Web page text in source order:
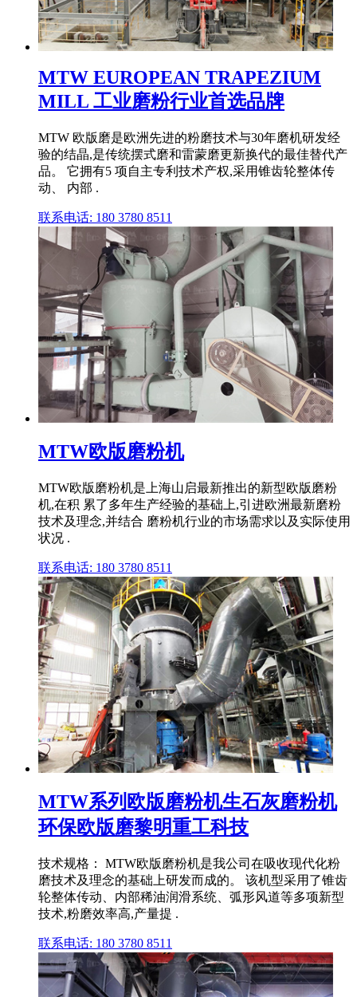
MTW EUROPEAN TRAPEZIUM
MILL 工业磨粉行业首选品牌
MTW 欧版磨是欧洲先进的粉磨技术与30年磨机研发经
验的结晶,是传统摆式磨和雷蒙磨更新换代的最佳替代产
品。 它拥有5 项自主专利技术产权,采用锥齿轮整体传
动、 内部 .
联系电话: 180 3780 8511
MTW欧版磨粉机
MTW欧版磨粉机是上海山启最新推出的新型欧版磨粉
机,在积 累了多年生产经验的基础上,引进欧洲最新磨粉
技术及理念,并结合 磨粉机行业的市场需求以及实际使用
状况 .
联系电话: 180 3780 8511
MTW系列欧版磨粉机生石灰磨粉机
环保欧版磨黎明重工科技
技术规格： MTW欧版磨粉机是我公司在吸收现代化粉
磨技术及理念的基础上研发而成的。 该机型采用了锥齿
轮整体传动、内部稀油润滑系统、弧形风道等多项新型
技术,粉磨效率高,产量提 .
联系电话: 180 3780 8511